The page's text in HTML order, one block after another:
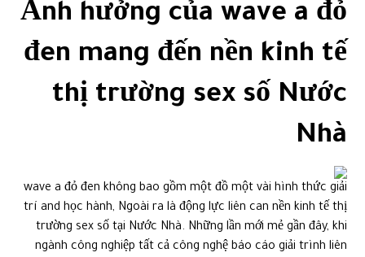
Ảnh hưởng của wave a đỏ
đen mang đến nền kinh tế
thị trường sex số Nước
Nhà
wave a đỏ đen không bao gồm một đồ một vài hình thức giải
trí and học hành, Ngoài ra là động lực liên can nền kinh tế thị
trường sex số tại Nước Nhà. Những lần mới mẻ gần đây, khi
ngành công nghiệp tất cả công nghệ báo cáo giải trình liên